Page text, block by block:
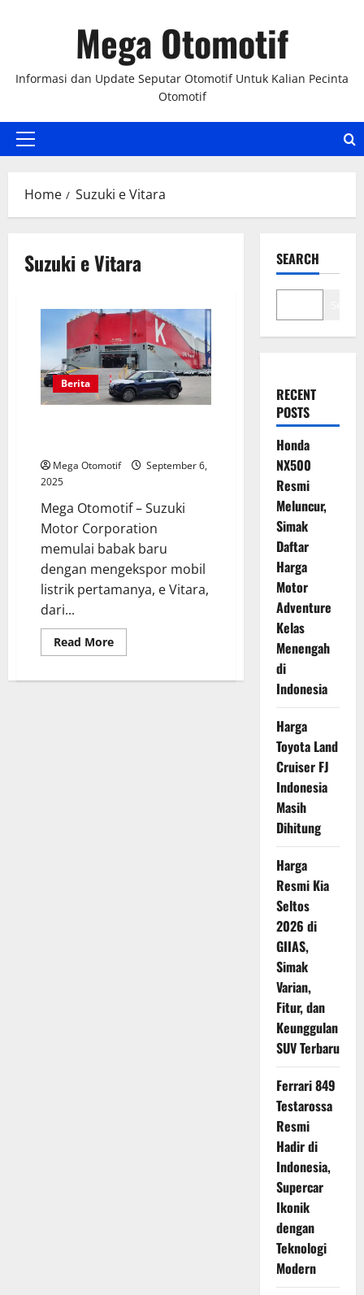
Mega Otomotif
Informasi dan Update Seputar Otomotif Untuk Kalian Pecinta
Otomotif
Primary
Home Suzuki e Vitara
Suzuki e Vitara
Berita
Mega Otomotif
September 6,
2025
Mega Otomotif – Suzuki
Motor Corporation
memulai babak baru
dengan mengekspor mobil
listrik pertamanya, e Vitara,
dari...
Read MoreRead
more
Perdana
SEARCH
RECENT
POSTS
Honda
NX500
Resmi
Meluncur,
Simak
Daftar
Harga
Motor
Adventure
Kelas
Menengah
di
Indonesia
Harga
Toyota Land
Cruiser FJ
Indonesia
Masih
Dihitung
Harga
Resmi Kia
Seltos
2026 di
GIIAS,
Simak
Varian,
Fitur, dan
Keunggulan
SUV Terbaru
Ferrari 849
Testarossa
Resmi
Hadir di
Indonesia,
Supercar
Ikonik
dengan
Teknologi
Modern